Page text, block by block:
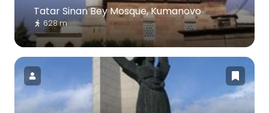
Tatar Sinan Bey Mosque, Kumanovo
628 m